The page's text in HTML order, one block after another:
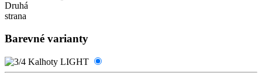
Druhá
strana
Barevné varianty